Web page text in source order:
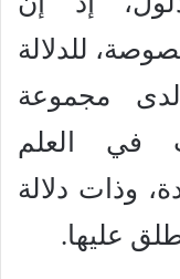
للدلالة
مجموعة
في العلم
وذات دلالة
عليها.